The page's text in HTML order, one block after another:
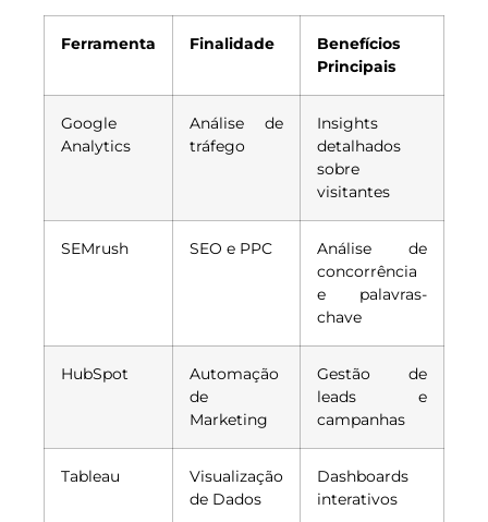
Ferramenta Finalidade
Benefícios
Principais
Google
Analytics
Análise de
tráfego
Insights
detalhados
sobre
visitantes
SEMrush SEO e PPC
Análise de
concorrência
e palavras-
chave
HubSpot
Automação
de
Marketing
Gestão de
leads e
campanhas
Tableau
Visualização
de Dados
Dashboards
interativos